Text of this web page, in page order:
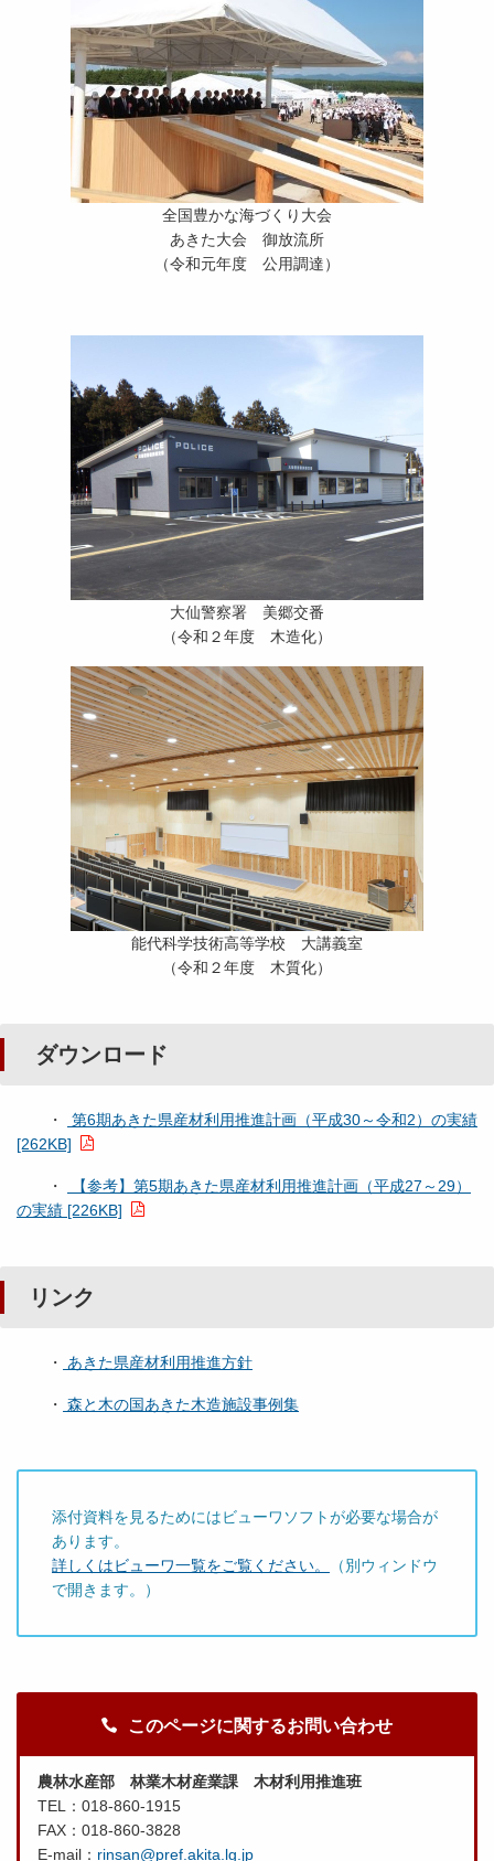
全国豊かな海づくり大会
あきた大会 御放流所
（令和元年度 公用調達）
大仙警察署 美郷交番
（令和２年度 木造化）
能代科学技術高等学校 大講義室
（令和２年度 木質化）
ダウンロード
・
第6期あきた県産材利用推進計画（平成30～令和2）の実績
[262KB]
・
【参考】第5期あきた県産材利用推進計画（平成27～29）
の実績 [226KB]
リンク
・ あきた県産材利用推進方針
・ 森と木の国あきた木造施設事例集
添付資料を見るためにはビューワソフトが必要な場合が
あります。
詳しくはビューワ一覧をご覧ください。
（別ウィンドウ
で開きます。）
このページに関するお問い合わせ
農林水産部 林業木材産業課 木材利用推進班
TEL：018-860-1915
FAX：018-860-3828
E-mail： rinsan@pref.akita.lg.jp